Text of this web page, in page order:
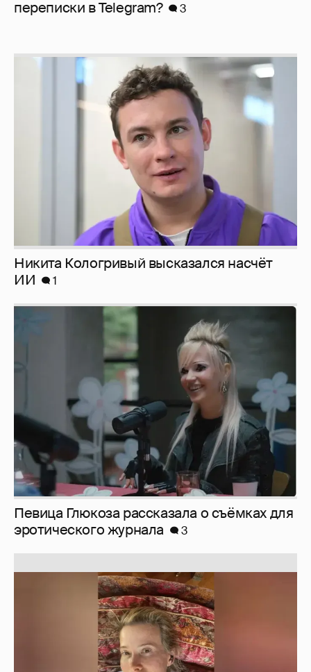
перeписки в Telegram?
3
Никита Кологривый высказался насчёт
ИИ
1
Певица Глюкоза рассказала о съёмках для
эротического журнала
3